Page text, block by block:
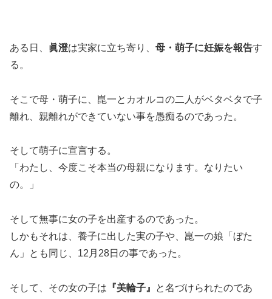
ある日、 眞澄は実家に立ち寄り、 母・萌子に妊娠を報告す
る。
そこで母・萌子に、崑一とカオルコの二人がベタベタで子
離れ、親離れができていない事を愚痴るのであった。
そして萌子に宣言する。
「わたし、今度こそ本当の母親になります。なりたい
の。」
そして無事に女の子を出産するのであった。
しかもそれは、養子に出した実の子や、崑一の娘「ぼた
ん」とも同じ、12月28日の事であった。
そして、その女の子は 『美輪子』
と名づけられたのであ